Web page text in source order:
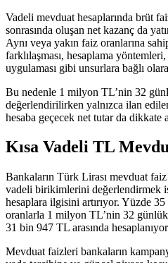
Vadeli mevduat hesaplarında brüt
sonrasında oluşan net kazanç da
Aynı veya yakın faiz oranlarına
farklılaşması, hesaplama
uygulaması gibi unsurlara bağlı
Bu nedenle 1 milyon TL’nin 32
değerlendirilirken yalnızca ilan
hesaba geçecek net tutar da dikkate
Kısa Vadeli TL
Bankaların Türk Lirası mevduat faiz
vadeli birikimlerini değerlendirmek
hesaplara ilgisini artırıyor. Yüzde
oranlarla 1 milyon TL’nin 32
31 bin 947 TL arasında
Mevduat faizleri bankaların